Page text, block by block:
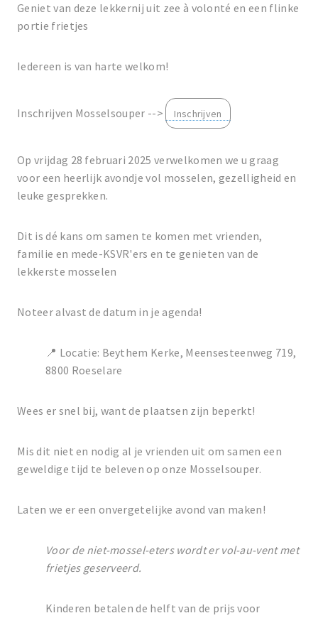
Geniet van deze lekkernij uit zee à volonté en een flinke
portie frietjes
Iedereen is van harte welkom!
Inschrijven Mosselsouper -->
Op vrijdag 28 februari 2025 verwelkomen we u graag
voor een heerlijk avondje vol mosselen, gezelligheid en
leuke gesprekken.
Dit is dé kans om samen te komen met vrienden,
familie en mede-KSVR'ers en te genieten van de
lekkerste mosselen
Noteer alvast de datum in je agenda!
📍 Locatie: Beythem Kerke, Meensesteenweg 719,
8800 Roeselare
Wees er snel bij, want de plaatsen zijn beperkt!
Mis dit niet en nodig al je vrienden uit om samen een
geweldige tijd te beleven op onze Mosselsouper.
Laten we er een onvergetelijke avond van maken!
Voor de niet-mossel-eters wordt er vol-au-vent met
frietjes geserveerd.
Kinderen betalen de helft van de prijs voor